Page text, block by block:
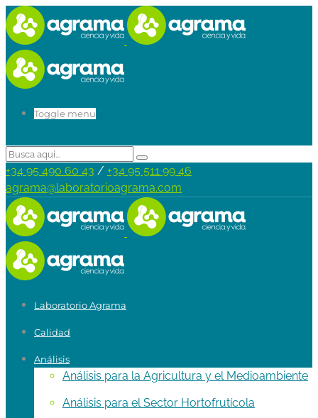
Toggle menu
+34 95 490 60 43 / +34 95 511 99 46
agrama@laboratorioagrama.com
Laboratorio Agrama
Calidad
Análisis
Análisis para la Agricultura y el Medioambiente
Análisis para el Sector Hortofrutícola